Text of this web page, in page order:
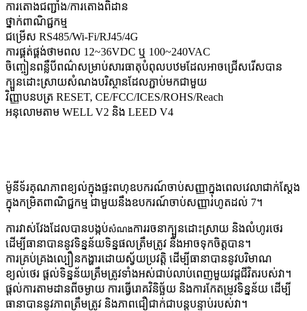
ការតោងជញ្ជាំង/ការតោងពិដាន
ថ្នាក់ពាណិជ្ជកម្ម
ជម្រើស RS485/Wi-Fi/RJ45/4G
ការផ្គត់ផ្គង់ថាមពល 12~36VDC ឬ 100~240VAC
ចិញ្ចៀនពន្លឺបីពណ៌សម្រាប់សារធាតុបំពុលបឋមដែលអាចជ្រើសរើសបាន
ក្បួនដោះស្រាយសំណងបរិស្ថានដែលភ្ជាប់មកជាមួយ
វិញ្ញាបនបត្រ RESET, CE/FCC/ICES/ROHS/Reach
អនុលោមតាម WELL V2 និង LEED V4
ម៉ូនីទ័រគុណភាពខ្យល់ក្នុងផ្ទះពហុឧបករណ៍ចាប់សញ្ញាក្នុងពេលវេលាជាក់ស្តែង
ក្នុងកម្រិតពាណិជ្ជកម្ម ជាមួយនឹងឧបករណ៍ចាប់សញ្ញារហូតដល់ 7។
ការវាស់វែងដែលបានបង្កប់សំណងការរចនាក្បួនដោះស្រាយ និងលំហូរថេរ
ដើម្បីធានាបាននូវទិន្នន័យទិន្នផលត្រឹមត្រូវ និងអាចទុកចិត្តបាន។
ការគ្រប់គ្រងល្បឿនកង្ហារដោយស្វ័យប្រវត្តិ ដើម្បីធានាបាននូវបរិមាណ
ខ្យល់ថេរ ផ្តល់ទិន្នន័យត្រឹមត្រូវទាំងអស់ជាប់លាប់ពេញមួយវដ្តជីវិតរបស់វា។
ផ្តល់ការតាមដានពីចម្ងាយ ការធ្វើរោគវិនិច្ឆ័យ និងការកែតម្រូវទិន្នន័យ ដើម្បី
ធានាបាននូវភាពត្រឹមត្រូវ និងភាពជឿជាក់ជាបន្តបន្ទាប់របស់វា។